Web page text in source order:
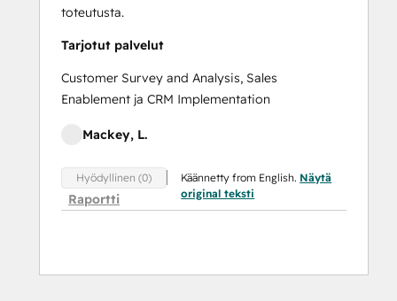
toteutusta.
Tarjotut palvelut
Customer Survey and Analysis, Sales
Enablement ja CRM Implementation
Mackey, L.
Hyödyllinen (0)
Raportti
Käännetty from English. Näytä
original teksti